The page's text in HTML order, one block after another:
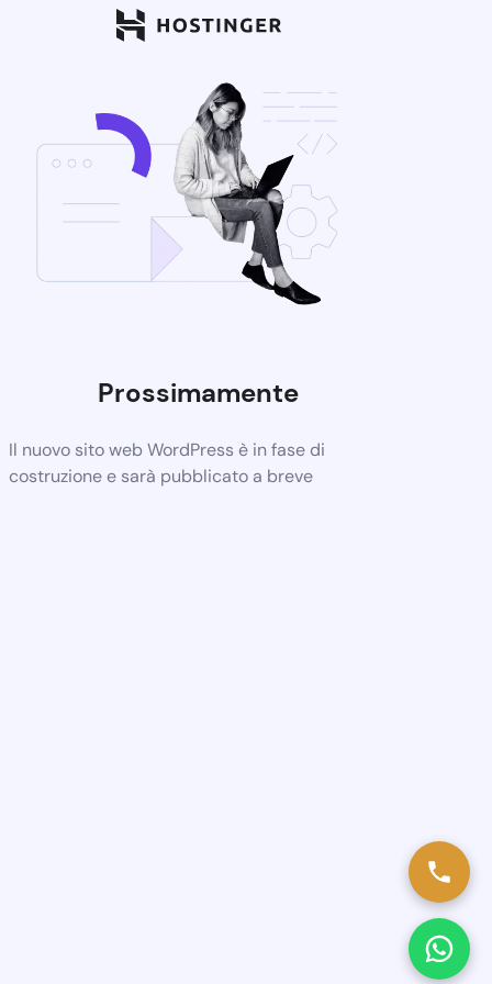
Prossimamente
Il nuovo sito web WordPress è in fase di
costruzione e sarà pubblicato a breve